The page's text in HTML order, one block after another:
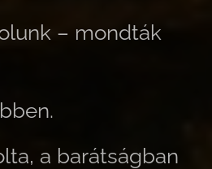
– mondták
a barátságban